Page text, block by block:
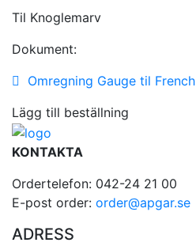
Til Knoglemarv
Dokument:
Omregning Gauge til French
Lägg till beställning
KONTAKTA
Ordertelefon: 042-24 21 00
E-post order: order@apgar.se
ADRESS